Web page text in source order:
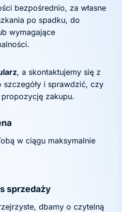
bezpośrednio, za własne
po spadku, do
wymagające
, a skontaktujemy się z
i sprawdzić, czy
zakupu.
w ciągu maksymalnie
sprzedaży
dbamy o czytelną